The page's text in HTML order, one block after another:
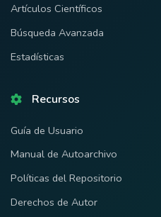
Artículos Científicos
Búsqueda Avanzada
Estadísticas
Recursos
Guía de Usuario
Manual de Autoarchivo
Políticas del Repositorio
Derechos de Autor